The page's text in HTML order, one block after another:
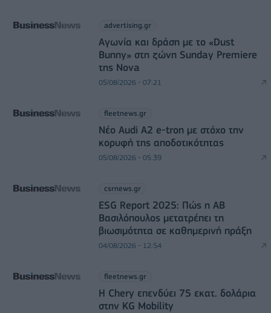
advertising.gr
Αγωνία και δράση με το «Dust
Bunny» στη ζώνη Sunday Premiere
της Nova
05/08/2026 - 07:21
fleetnews.gr
Νέο Audi A2 e-tron με στόχο την
κορυφή της αποδοτικότητας
05/08/2026 - 05:39
csrnews.gr
ESG Report 2025: Πώς η ΑΒ
Βασιλόπουλος μετατρέπει τη
βιωσιμότητα σε καθημερινή πράξη
04/08/2026 - 12:54
fleetnews.gr
Η Chery επενδύει 75 εκατ. δολάρια
στην KG Mobility